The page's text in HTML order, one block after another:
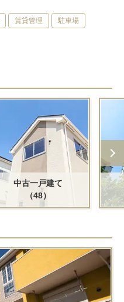
賃貸管理 駐車場
中古一戸建て
（48）